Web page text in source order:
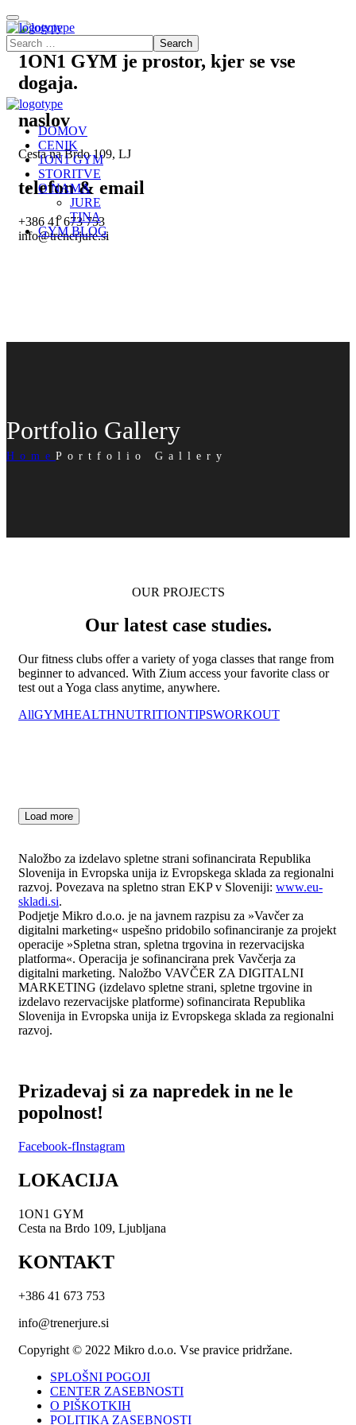
DOMOV
CENIK
1ON1 GYM
STORITVE
O NAMA
JURE
TINA
GYM BLOG
1ON1 GYM je prostor, kjer se vse
dogaja.
naslov
Cesta na Brdo 109, LJ
telefon & email
+386 41 673 753
info@trenerjure.si
Portfolio Gallery
Home Portfolio Gallery
OUR PROJECTS
Our latest case studies.
Our fitness clubs offer a variety of yoga classes that range from
beginner to advanced. With Zium access your favorite class or
test out a Yoga class anytime, anywhere.
AllGYMHEALTHNUTRITIONTIPSWORKOUT
Load more
Naložbo za izdelavo spletne strani sofinancirata Republika
Slovenija in Evropska unija iz Evropskega sklada za regionalni
razvoj. Povezava na spletno stran EKP v Sloveniji: www.eu-
skladi.si.
Podjetje Mikro d.o.o. je na javnem razpisu za »Vavčer za
digitalni marketing« uspešno pridobilo sofinanciranje za projekt
operacije »Spletna stran, spletna trgovina in rezervacijska
platforma«. Operacija je sofinancirana prek Vavčerja za
digitalni marketing. Naložbo VAVČER ZA DIGITALNI
MARKETING (izdelavo spletne strani, spletne trgovine in
izdelavo rezervacijske platforme) sofinancirata Republika
Slovenija in Evropska unija iz Evropskega sklada za regionalni
razvoj.
Prizadevaj si za napredek in ne le
popolnost!
Facebook-fInstagram
LOKACIJA
1ON1 GYM
Cesta na Brdo 109, Ljubljana
KONTAKT
+386 41 673 753
info@trenerjure.si
Copyright © 2022 Mikro d.o.o. Vse pravice pridržane.
SPLOŠNI POGOJI
CENTER ZASEBNOSTI
O PIŠKOTKIH
POLITIKA ZASEBNOSTI